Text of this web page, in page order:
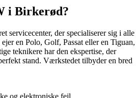
i Birkerød?
servicecenter, der specialiserer sig i alle
en Polo, Golf, Passat eller en Tiguan,
teknikere har den ekspertise, der
stand. Værkstedet tilbyder en bred
og elektroniske fejl